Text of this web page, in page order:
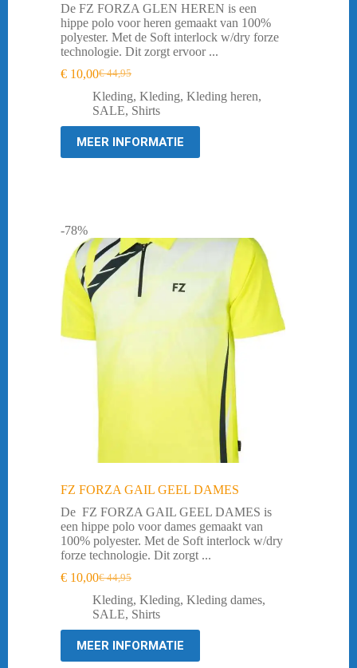
De FZ FORZA GLEN HEREN is een
hippe polo voor heren gemaakt van 100%
polyester. Met de Soft interlock w/dry forze
technologie. Dit zorgt ervoor ...
€44,95
Oorspronkelijke
prijs
was:
€ 44,95.
€ 10,00Huidige
prijs
is:
€ 10,00.
Kleding, Kleding, Kleding heren,
SALE, Shirts
MEER INFORMATIE
-78%
FZ FORZA GAIL GEEL DAMES
De FZ FORZA GAIL GEEL DAMES is
een hippe polo voor dames gemaakt van
100% polyester. Met de Soft interlock w/dry
forze technologie. Dit zorgt ...
€44,95
Oorspronkelijke
prijs
was:
€ 44,95.
€ 10,00Huidige
prijs
is:
€ 10,00.
Kleding, Kleding, Kleding dames,
SALE, Shirts
MEER INFORMATIE